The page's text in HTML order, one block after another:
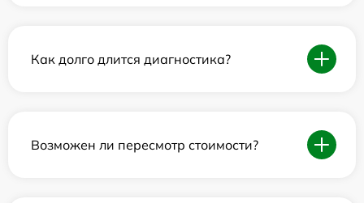
Как долго длится диагностика?
Возможен ли пересмотр стоимости?